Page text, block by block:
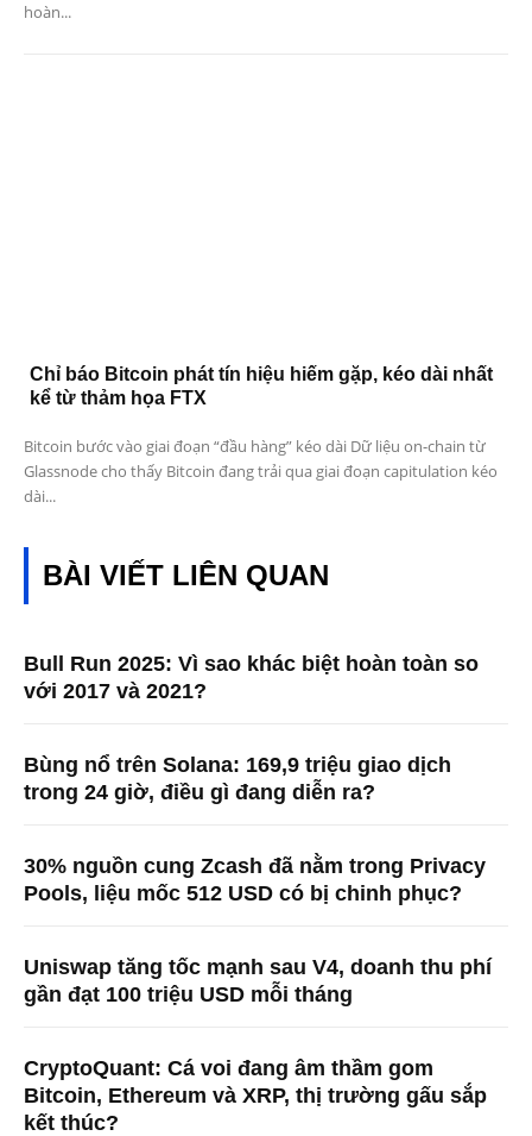
hoàn...
Chỉ báo Bitcoin phát tín hiệu hiếm gặp, kéo dài nhất
kể từ thảm họa FTX
Bitcoin bước vào giai đoạn “đầu hàng” kéo dài Dữ liệu on-chain từ
Glassnode cho thấy Bitcoin đang trải qua giai đoạn capitulation kéo
dài...
BÀI VIẾT LIÊN QUAN
Bull Run 2025: Vì sao khác biệt hoàn toàn so
với 2017 và 2021?
Bùng nổ trên Solana: 169,9 triệu giao dịch
trong 24 giờ, điều gì đang diễn ra?
30% nguồn cung Zcash đã nằm trong Privacy
Pools, liệu mốc 512 USD có bị chinh phục?
Uniswap tăng tốc mạnh sau V4, doanh thu phí
gần đạt 100 triệu USD mỗi tháng
CryptoQuant: Cá voi đang âm thầm gom
Bitcoin, Ethereum và XRP, thị trường gấu sắp
kết thúc?